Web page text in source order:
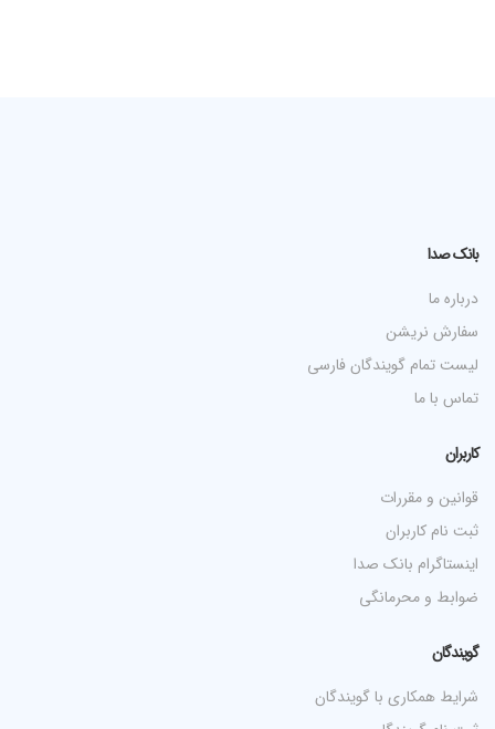
بانک صدا
درباره ما
سفارش نریشن
لیست تمام گویندگان فارسی
تماس با ما
کاربران
قوانین و مقررات
ثبت نام کاربران
اینستاگرام بانک صدا
ضوابط و محرمانگی
گویندگان
شرایط همکاری با گویندگان